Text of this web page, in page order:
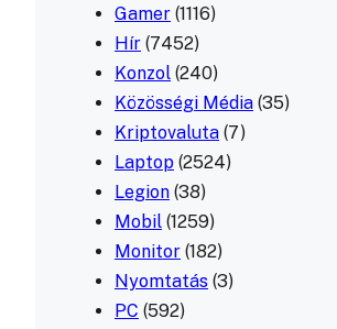
Gamer (1116)
Hír (7452)
Konzol (240)
Közösségi Média (35)
Kriptovaluta (7)
Laptop (2524)
Legion (38)
Mobil (1259)
Monitor (182)
Nyomtatás (3)
PC (592)